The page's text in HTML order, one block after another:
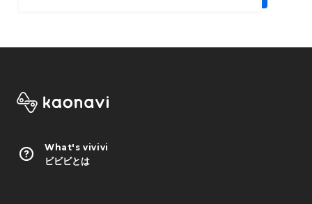
What's vivivi
ビビビとは